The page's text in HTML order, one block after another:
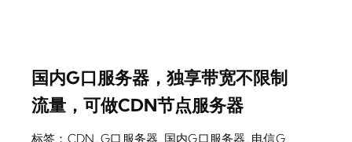
国内G口服务器，独享带宽不限制
流量，可做CDN节点服务器
标签： CDN,G口服务器, 国内G口服务器, 电信G